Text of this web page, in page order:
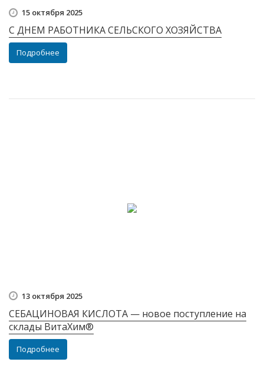
15 октября 2025
С ДНЕМ РАБОТНИКА СЕЛЬСКОГО ХОЗЯЙСТВА
Подробнее
13 октября 2025
СЕБАЦИНОВАЯ КИСЛОТА — новое поступление на
склады ВитаХим®
Подробнее